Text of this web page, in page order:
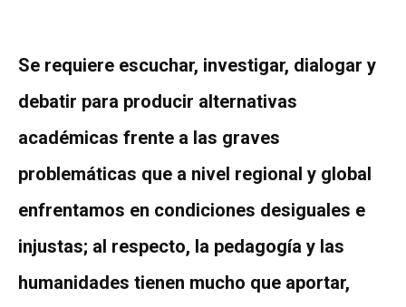
Se requiere escuchar, investigar, dialogar y
debatir para producir alternativas
académicas frente a las graves
problemáticas que a nivel regional y global
enfrentamos en condiciones desiguales e
injustas; al respecto, la pedagogía y las
humanidades tienen mucho que aportar,